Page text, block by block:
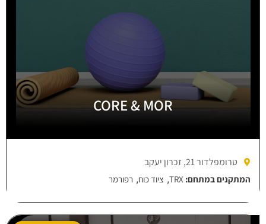
CORE & MOR
טרומפלדור 21, זכרון יעקב
המתקנים במתחם: TRX
, ציוד כוח, רפורמר